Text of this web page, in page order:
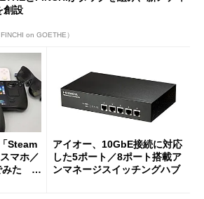
創設
on GOETHE）
Steam
マホ／
みた ゲ
アイオー、10GbE接続に対応
した5ポート／8ポート搭載ア
ンマネージスイッチングハブ